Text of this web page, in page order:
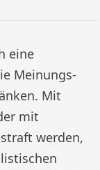
eine
Meinungs-
Mit
mit
werden,